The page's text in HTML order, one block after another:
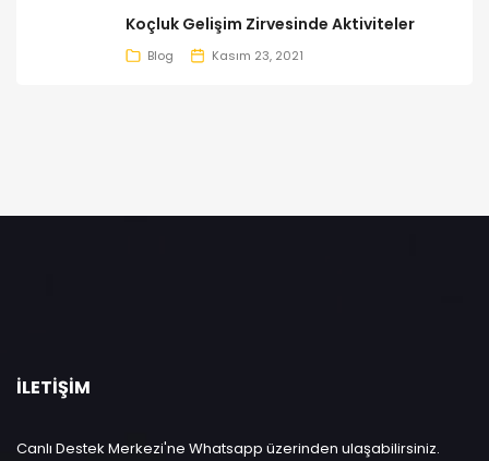
Koçluk Gelişim Zirvesinde Aktiviteler
Blog Kasım 23, 2021
İLETIŞIM
Canlı Destek Merkezi'ne Whatsapp üzerinden ulaşabilirsiniz.